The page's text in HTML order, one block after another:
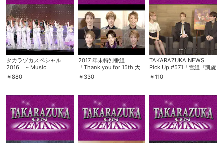
タカラヅカスペシャル
2016 ～Music
Succession to Next～
（’16年・梅田芸術劇場）
￥880
2017 年末特別番組
「Thank you for 15th 大
晦日トークスペシャル」
（前編）
￥ 330
TAKARAZUKA NEWS
Pick Up #571「雪組『凱旋
門』『Gato Bonito!!』イ
ンタビュー」～2018年3月
￥110